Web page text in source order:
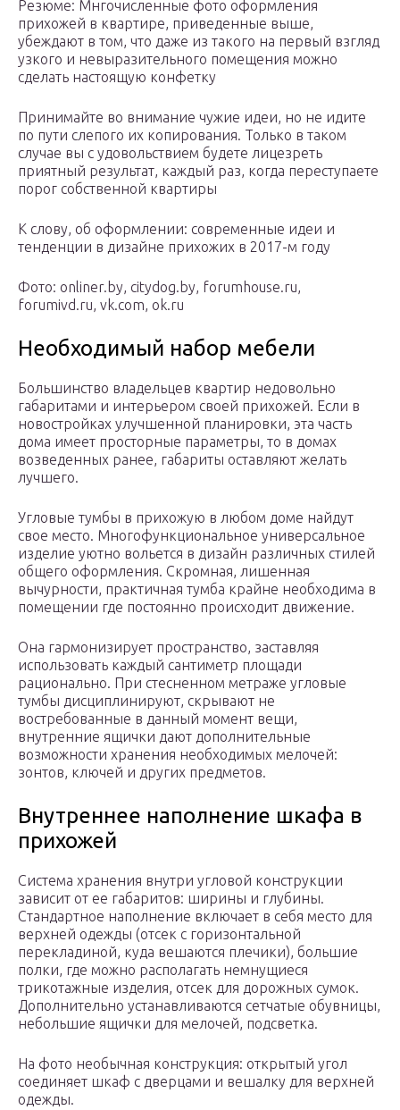
Резюме: Мнгочисленные фото оформления
прихожей в квартире, приведенные выше,
убеждают в том, что даже из такого на первый взгляд
узкого и невыразительного помещения можно
сделать настоящую конфетку
Принимайте во внимание чужие идеи, но не идите
по пути слепого их копирования. Только в таком
случае вы с удовольствием будете лицезреть
приятный результат, каждый раз, когда переступаете
порог собственной квартиры
К слову, об оформлении: современные идеи и
тенденции в дизайне прихожих в 2017-м году
Фото: onliner.by, citydog.by, forumhouse.ru,
forumivd.ru, vk.com, ok.ru
Необходимый набор мебели
Большинство владельцев квартир недовольно
габаритами и интерьером своей прихожей. Если в
новостройках улучшенной планировки, эта часть
дома имеет просторные параметры, то в домах
возведенных ранее, габариты оставляют желать
лучшего.
Угловые тумбы в прихожую в любом доме найдут
свое место. Многофункциональное универсальное
изделие уютно вольется в дизайн различных стилей
общего оформления. Скромная, лишенная
вычурности, практичная тумба крайне необходима в
помещении где постоянно происходит движение.
Она гармонизирует пространство, заставляя
использовать каждый сантиметр площади
рационально. При стесненном метраже угловые
тумбы дисциплинируют, скрывают не
востребованные в данный момент вещи,
внутренние ящички дают дополнительные
возможности хранения необходимых мелочей:
зонтов, ключей и других предметов.
Внутреннее наполнение шкафа в
прихожей
Система хранения внутри угловой конструкции
зависит от ее габаритов: ширины и глубины.
Стандартное наполнение включает в себя место для
верхней одежды (отсек с горизонтальной
перекладиной, куда вешаются плечики), большие
полки, где можно располагать немнущиеся
трикотажные изделия, отсек для дорожных сумок.
Дополнительно устанавливаются сетчатые обувницы,
небольшие ящички для мелочей, подсветка.
На фото необычная конструкция: открытый угол
соединяет шкаф с дверцами и вешалку для верхней
одежды.